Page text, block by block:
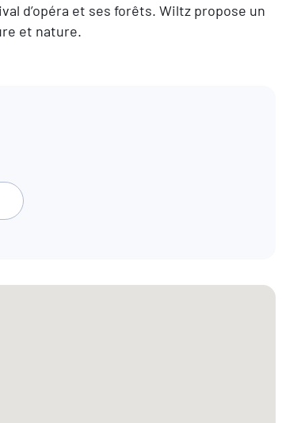
d’opéra et ses forêts. Wiltz propose un
et nature.